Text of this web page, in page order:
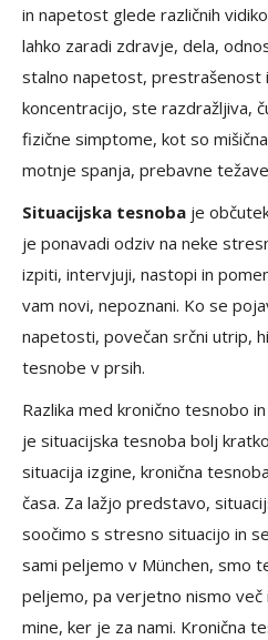
in napetost glede različnih
lahko zaradi zdravje, dela,
stalno napetost, prestrašenost
koncentracijo, ste razdražljiva,
fizične simptome, kot so
motnje spanja, prebavne
Situacijska tesnoba je
je ponavadi odziv na neke
izpiti, intervjuji, nastopi in
vam novi, nepoznani. Ko se
napetosti, povečan srčni utrip,
tesnobe v prsih.
Razlika med kronično tesnobo
je situacijska tesnoba bolj
situacija izgine, kronična
časa. Za lažjo predstavo,
soočimo s stresno situacijo in
sami peljemo v München, smo
peljemo, pa verjetno nismo
mine, ker je za nami. Kronična